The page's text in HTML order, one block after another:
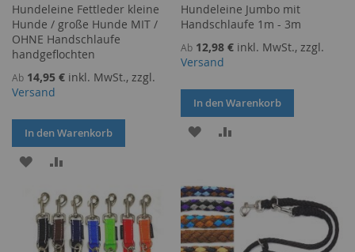
Hundeleine Fettleder kleine
Hunde / große Hunde MIT /
OHNE Handschlaufe
handgeflochten
Ab 14,95 € inkl. MwSt., zzgl.
Versand
In den Warenkorb
ZUR
HINZUFÜGEN
HINZUFÜGEN
Hundeleine Jumbo mit
Handschlaufe 1m - 3m
Ab 12,98 € inkl. MwSt., zzgl.
Versand
In den Warenkorb
ZUR
HINZUFÜGEN
HINZUFÜGEN